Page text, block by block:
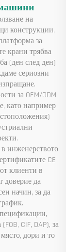
на
конструкции,
за
крани трябва
(ден след ден)
сериозни
за OEM/ODM
като например
инженерството
CE
клиенти в
доверие да
начин, за да
CIF, DAP), за
дори и то